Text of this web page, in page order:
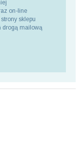
on-line
sklepu
drogą mailową